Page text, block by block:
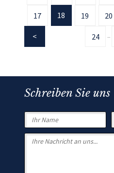
17 18 19 20
24 ...
Schreiben Sie uns